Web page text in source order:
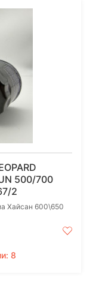
500/700
2
Хайсан 600\650
8